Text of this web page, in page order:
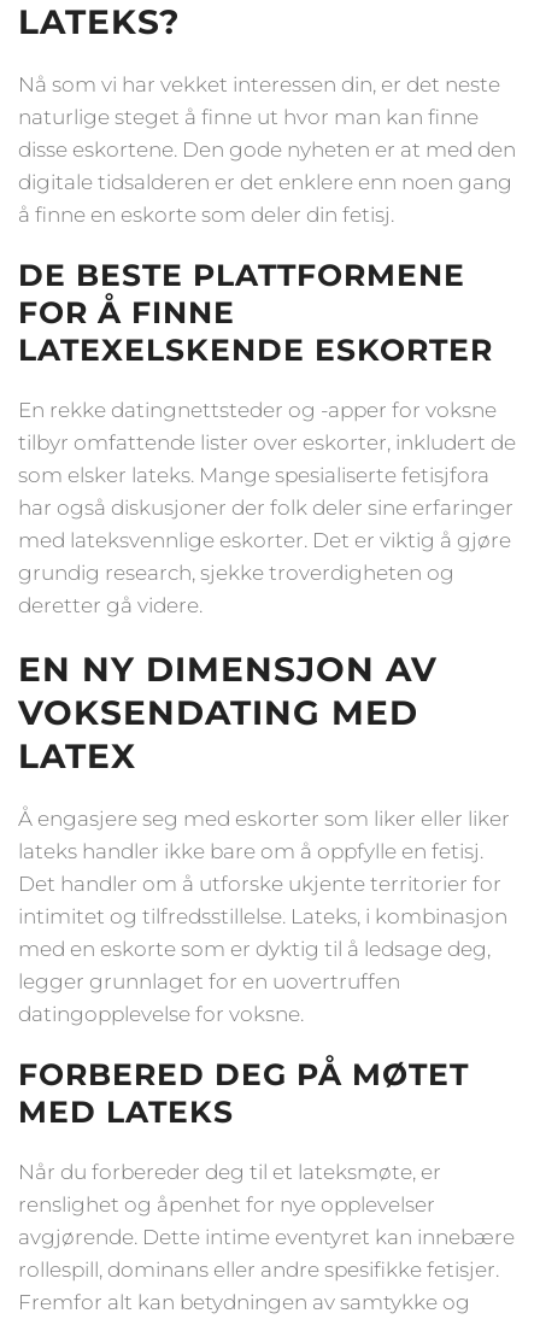
LATEKS?
Nå som vi har vekket interessen din, er det neste
naturlige steget å finne ut hvor man kan finne
disse eskortene. Den gode nyheten er at med den
digitale tidsalderen er det enklere enn noen gang
å finne en eskorte som deler din fetisj.
DE BESTE PLATTFORMENE
FOR Å FINNE
LATEXELSKENDE ESKORTER
En rekke datingnettsteder og -apper for voksne
tilbyr omfattende lister over eskorter, inkludert de
som elsker lateks. Mange spesialiserte fetisjfora
har også diskusjoner der folk deler sine erfaringer
med lateksvennlige eskorter. Det er viktig å gjøre
grundig research, sjekke troverdigheten og
deretter gå videre.
EN NY DIMENSJON AV
VOKSENDATING MED
LATEX
Å engasjere seg med eskorter som liker eller liker
lateks handler ikke bare om å oppfylle en fetisj.
Det handler om å utforske ukjente territorier for
intimitet og tilfredsstillelse. Lateks, i kombinasjon
med en eskorte som er dyktig til å ledsage deg,
legger grunnlaget for en uovertruffen
datingopplevelse for voksne.
FORBERED DEG PÅ MØTET
MED LATEKS
Når du forbereder deg til et lateksmøte, er
renslighet og åpenhet for nye opplevelser
avgjørende. Dette intime eventyret kan innebære
rollespill, dominans eller andre spesifikke fetisjer.
Fremfor alt kan betydningen av samtykke og